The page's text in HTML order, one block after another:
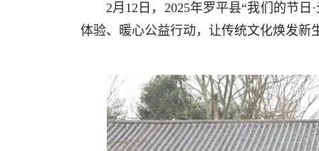
2月12日，2025年罗平县“我们的节
体验、暖心公益行动，让传统文化焕发新